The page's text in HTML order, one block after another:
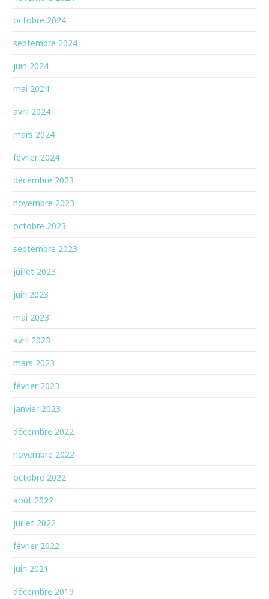
octobre 2024
septembre 2024
juin 2024
mai 2024
avril 2024
mars 2024
février 2024
décembre 2023
novembre 2023
octobre 2023
septembre 2023
juillet 2023
juin 2023
mai 2023
avril 2023
mars 2023
février 2023
janvier 2023
décembre 2022
novembre 2022
octobre 2022
août 2022
juillet 2022
février 2022
juin 2021
décembre 2019